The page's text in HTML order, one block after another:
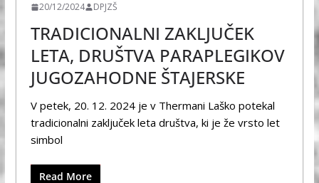
20/12/2024 DPJZŠ
TRADICIONALNI ZAKLJUČEK
LETA, DRUŠTVA PARAPLEGIKOV
JUGOZAHODNE ŠTAJERSKE
V petek, 20. 12. 2024 je v Thermani Laško potekal
tradicionalni zaključek leta društva, ki je že vrsto let
simbol
Read More